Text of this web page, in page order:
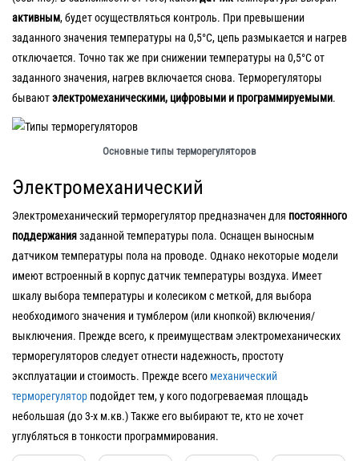
активным, будет осуществляться контроль. При превышении
заданного значения температуры на 0,5°С, цепь размыкается и нагрев
отключается. Точно так же при снижении температуры на 0,5°С от
заданного значения, нагрев включается снова. Терморегуляторы
бываютэлектромеханическими, цифровыми и программируемыми.
Основные типы терморегуляторов
Электромеханический
Электромеханический терморегулятор предназначен для постоянного
поддержаниязаданной температуры пола. Оснащен выносным
датчиком температуры пола на проводе. Однако некоторые модели
имеют встроенный в корпус датчик температуры воздуха. Имеет
шкалу выбора температуры и колесиком с меткой, для выбора
необходимого значения и тумблером (или кнопкой) включения/
выключения. Прежде всего, к преимуществам электромеханических
терморегуляторов следует отнести надежность, простоту
эксплуатации и стоимость. Прежде всего механический
терморегулятор подойдет тем, у кого подогреваемая площадь
небольшая (до 3-х м.кв.) Также его выбирают те, кто не хочет
углубляться в тонкости программирования.